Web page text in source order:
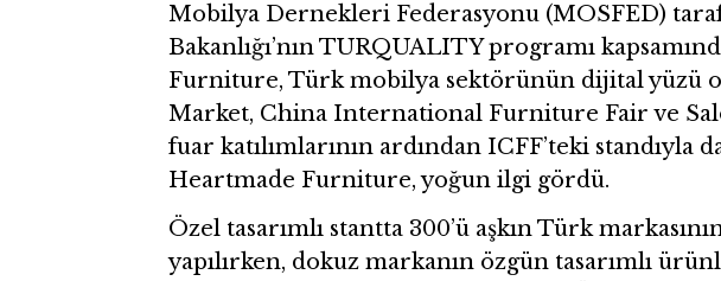
Mobilya Dernekleri Federasyonu (MOSFED)
Bakanlığı’nın TURQUALITY programı
Furniture, Türk mobilya sektörünün dijital yüzü
Market, China International Furniture Fair ve
fuar katılımlarının ardından ICFF’teki
Heartmade Furniture, yoğun ilgi gördü.
Özel tasarımlı stantta 300’ü aşkın Türk
yapılırken, dokuz markanın özgün tasarımlı